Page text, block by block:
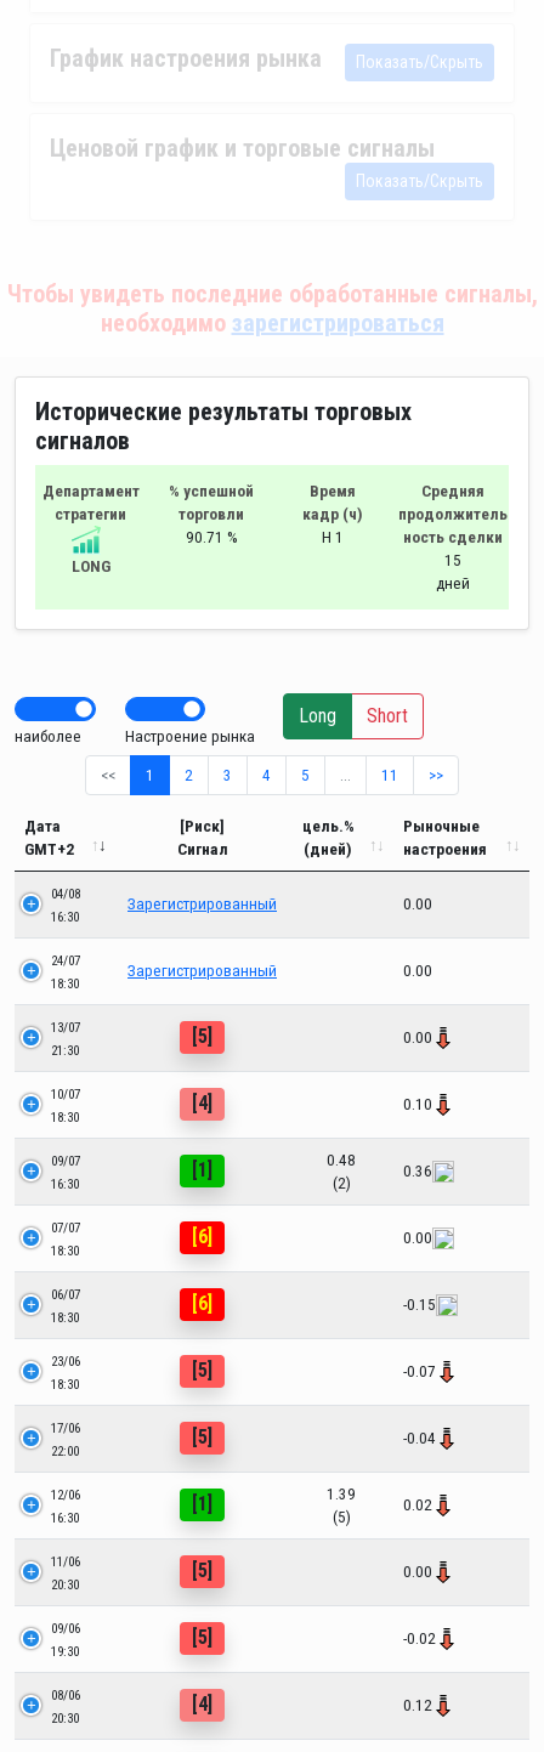
График настроения рынка Показать/Скрыть
Ценовой график и торговые сигналы
Показать/Скрыть
Чтобы увидеть последние обработанные сигналы,
необходимо зарегистрироваться
Исторические результаты торговых
сигналов
Департамент
стратегии
LONG
% успешной
торговли
90.71 %
Время
кадр (ч)
H 1
Средняя
продолжитель
ность сделки
15
дней
наиболее Настроение рынка
Long Short
<< 1 2 3 4 5 11 >>
Дата
GMT+2
[Риск]
Сигнал
цель.%
(дней)
Рыночные
настроения
04/08
16:30
Зарегистрированный 0.00
24/07
18:30
Зарегистрированный 0.00
13/07
21:30
[5] 0.00
10/07
18:30
[4] 0.10
09/07
16:30
[1]
0.48
(2)
0.36
07/07
18:30
[6] 0.00
06/07
18:30
[6] -0.15
23/06
18:30
[5] -0.07
17/06
22:00
[5] -0.04
12/06
16:30
[1]
1.39
(5)
0.02
11/06
20:30
[5] 0.00
09/06
19:30
[5] -0.02
08/06
20:30
[4] 0.12